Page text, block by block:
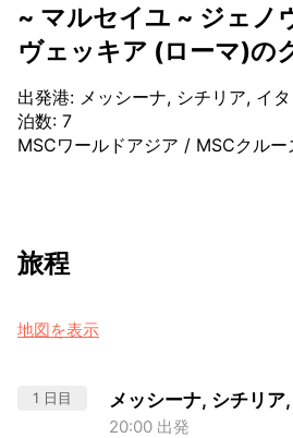
~ マルセイユ ~ ジェノ
ヴェッキア (ローマ)の
出発港: メッシーナ, シチリア, イ
泊数: 7
MSCワールドアジア / MSCクルー
旅程
地図を表示
1 日目 メッシーナ, シチリア
20:00 出発